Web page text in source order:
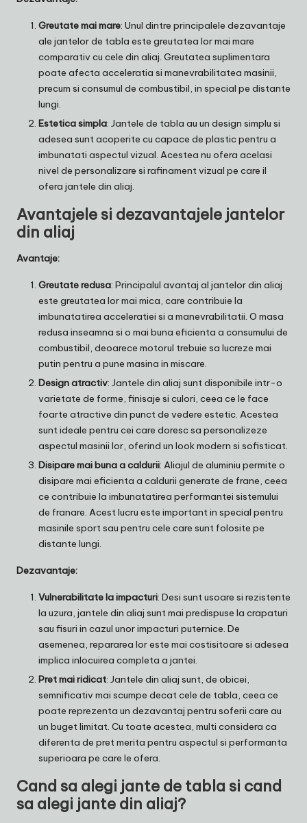
Greutate mai mare: Unul dintre principalele dezavantaje
ale jantelor de tabla este greutatea lor mai mare
comparativ cu cele din aliaj. Greutatea suplimentara
poate afecta acceleratia si manevrabilitatea masinii,
precum si consumul de combustibil, in special pe distante
lungi.
Estetica simpla: Jantele de tabla au un design simplu si
adesea sunt acoperite cu capace de plastic pentru a
imbunatati aspectul vizual. Acestea nu ofera acelasi
nivel de personalizare si rafinament vizual pe care il
ofera jantele din aliaj.
Avantajele si dezavantajele jantelor
din aliaj
Avantaje:
Greutate redusa: Principalul avantaj al jantelor din aliaj
este greutatea lor mai mica, care contribuie la
imbunatatirea acceleratiei si a manevrabilitatii. O masa
redusa inseamna si o mai buna eficienta a consumului de
combustibil, deoarece motorul trebuie sa lucreze mai
putin pentru a pune masina in miscare.
Design atractiv: Jantele din aliaj sunt disponibile intr-o
varietate de forme, finisaje si culori, ceea ce le face
foarte atractive din punct de vedere estetic. Acestea
sunt ideale pentru cei care doresc sa personalizeze
aspectul masinii lor, oferind un look modern si sofisticat.
Disipare mai buna a caldurii: Aliajul de aluminiu permite o
disipare mai eficienta a caldurii generate de frane, ceea
ce contribuie la imbunatatirea performantei sistemului
de franare. Acest lucru este important in special pentru
masinile sport sau pentru cele care sunt folosite pe
distante lungi.
Dezavantaje:
Vulnerabilitate la impacturi: Desi sunt usoare si rezistente
la uzura, jantele din aliaj sunt mai predispuse la crapaturi
sau fisuri in cazul unor impacturi puternice. De
asemenea, repararea lor este mai costisitoare si adesea
implica inlocuirea completa a jantei.
Pret mai ridicat: Jantele din aliaj sunt, de obicei,
semnificativ mai scumpe decat cele de tabla, ceea ce
poate reprezenta un dezavantaj pentru soferii care au
un buget limitat. Cu toate acestea, multi considera ca
diferenta de pret merita pentru aspectul si performanta
superioara pe care le ofera.
Cand sa alegi jante de tabla si cand
sa alegi jante din aliaj?